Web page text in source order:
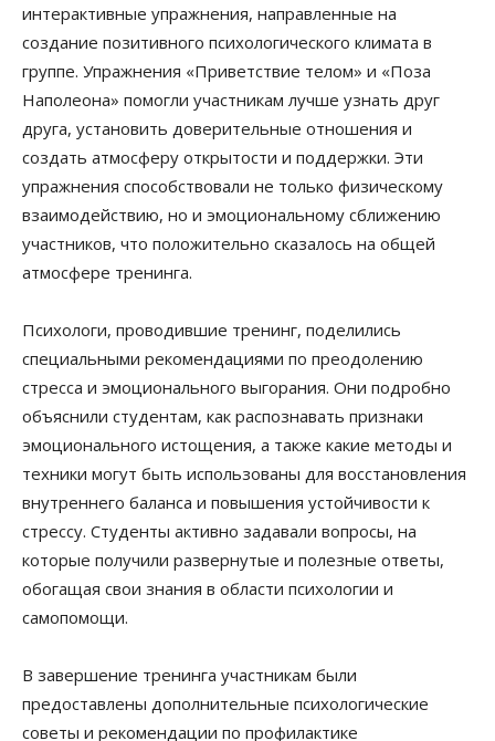
интерактивные упражнения, направленные на
создание позитивного психологического климата в
группе. Упражнения «Приветствие телом» и «Поза
Наполеона» помогли участникам лучше узнать друг
друга, установить доверительные отношения и
создать атмосферу открытости и поддержки. Эти
упражнения способствовали не только физическому
взаимодействию, но и эмоциональному сближению
участников, что положительно сказалось на общей
атмосфере тренинга.
Психологи, проводившие тренинг, поделились
специальными рекомендациями по преодолению
стресса и эмоционального выгорания. Они подробно
объяснили студентам, как распознавать признаки
эмоционального истощения, а также какие методы и
техники могут быть использованы для восстановления
внутреннего баланса и повышения устойчивости к
стрессу. Студенты активно задавали вопросы, на
которые получили развернутые и полезные ответы,
обогащая свои знания в области психологии и
самопомощи.
В завершение тренинга участникам были
предоставлены дополнительные психологические
советы и рекомендации по профилактике